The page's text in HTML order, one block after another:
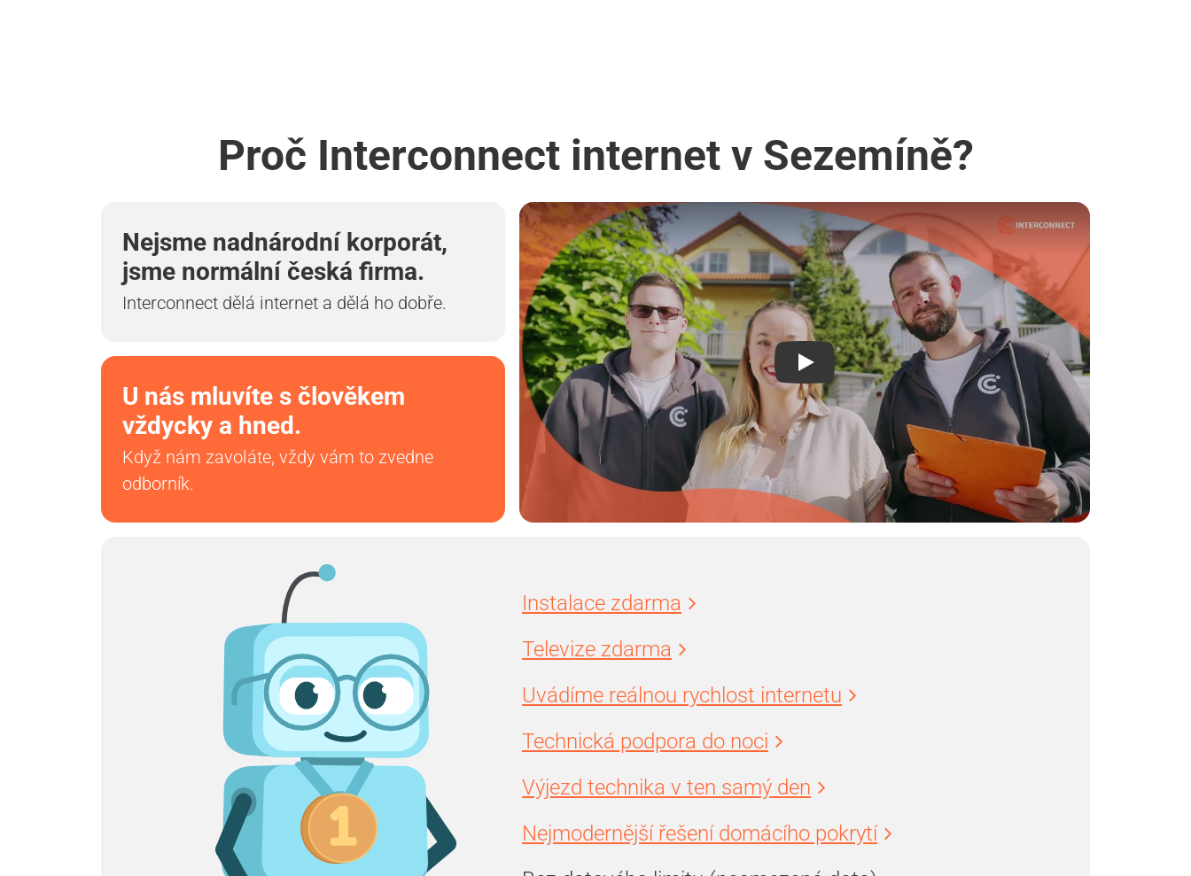
Proč Interconnect internet v Sezemíně?
Nejsme nadnárodní korporát,
jsme normální česká firma.
Interconnect dělá internet a dělá ho dobře.
U nás mluvíte s člověkem
vždycky a hned.
Když nám zavoláte, vždy vám to zvedne
odborník.
Instalace zdarma
Televize zdarma
Uvádíme reálnou rychlost internetu
Technická podpora do noci
Výjezd technika v ten samý den
Nejmodernější řešení domácího pokrytí